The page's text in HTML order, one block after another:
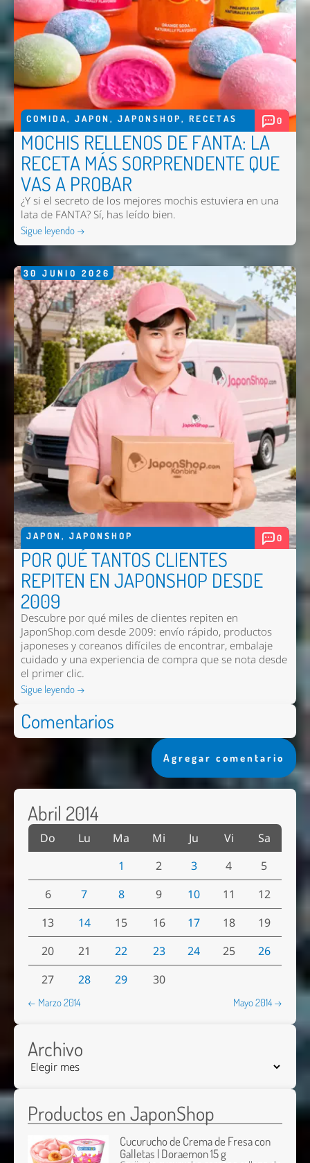
COMIDA, JAPON , JAPONSHOP, RECETAS 0
MOCHIS RELLENOS DE FANTA: LA
RECETA MÁS SORPRENDENTE QUE
VAS A PROBAR
¿Y si el secreto de los mejores mochis estuviera en una
lata de FANTA? Sí, has leído bien.
Sigue leyendo →
30 JUNIO 2026
JAPON , JAPONSHOP 0
POR QUÉ TANTOS CLIENTES
REPITEN EN JAPONSHOP DESDE
2009
Descubre por qué miles de clientes repiten en
JaponShop.com desde 2009: envío rápido, productos
japoneses y coreanos difíciles de encontrar, embalaje
cuidado y una experiencia de compra que se nota desde
el primer clic.
Sigue leyendo →
Comentarios
Agregar comentario
Abril 2014
Do Lu Ma Mi Ju Vi
Sa
1
2 3 4
5
6
7 8 9 10 11
12
13
14 15 16 17 18
19
20
21 22 23 24 25
26
27
28 29 30
← Marzo 2014 Mayo 2014 →
Archivo
Productos en JaponShop
Cucurucho de Crema de Fresa con
Galletas | Doraemon 15 g